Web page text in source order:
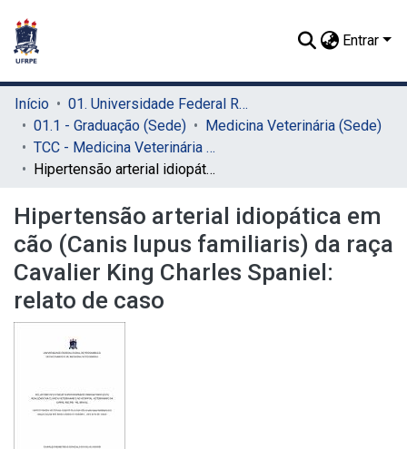
Entrar
Início
01. Universidade Federal Rural de Pernambuco - UFRPE (Sede)
01.1 - Graduação (Sede)
Medicina Veterinária (Sede)
TCC - Medicina Veterinária (Sede)
Hipertensão arterial idiopática em cão (Canis lupus familiaris) da raça Cavalier King Charles Spaniel: relato de caso
Hipertensão arterial idiopática em
cão (Canis lupus familiaris) da raça
Cavalier King Charles Spaniel:
relato de caso